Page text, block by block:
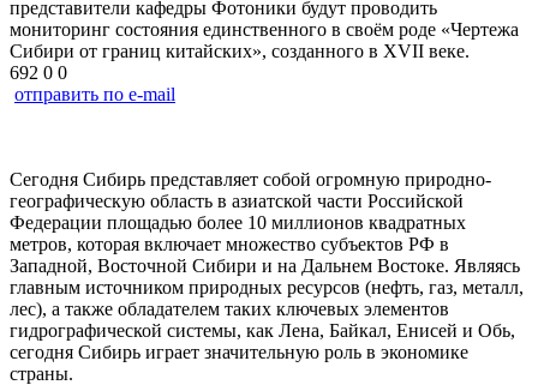
представители кафедры Фотоники будут проводить
мониторинг состояния единственного в своём роде «Чертежа
Сибири от границ китайских», созданного в XVII веке.
692 0 0
отправить по e-mail
Сегодня Сибирь представляет собой огромную природно-
географическую область в азиатской части Российской
Федерации площадью более 10 миллионов квадратных
метров, которая включает множество субъектов РФ в
Западной, Восточной Сибири и на Дальнем Востоке. Являясь
главным источником природных ресурсов (нефть, газ, металл,
лес), а также обладателем таких ключевых элементов
гидрографической системы, как Лена, Байкал, Енисей и Обь,
сегодня Сибирь играет значительную роль в экономике
страны.